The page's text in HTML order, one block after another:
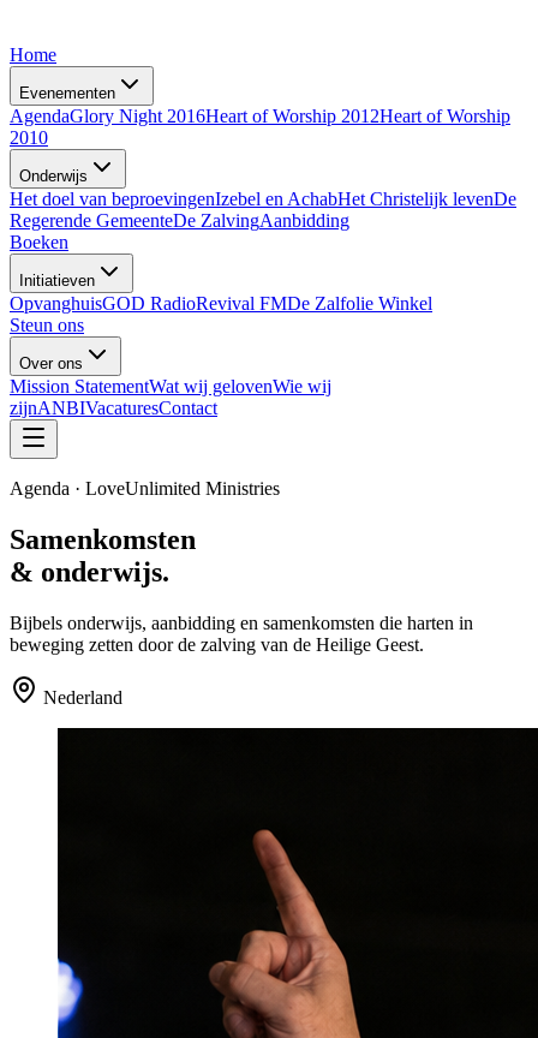
Home
Evenementen
AgendaGlory Night 2016Heart of Worship 2012Heart of Worship
2010
Onderwijs
Het doel van beproevingenIzebel en AchabHet Christelijk levenDe
Regerende GemeenteDe ZalvingAanbidding
Boeken
Initiatieven
OpvanghuisGOD RadioRevival FMDe Zalfolie Winkel
Steun ons
Over ons
Mission StatementWat wij gelovenWie wij
zijnANBIVacaturesContact
Agenda · LoveUnlimited Ministries
Samenkomsten
& onderwijs.
Bijbels onderwijs, aanbidding en samenkomsten die harten in
beweging zetten door de zalving van de Heilige Geest.
Nederland